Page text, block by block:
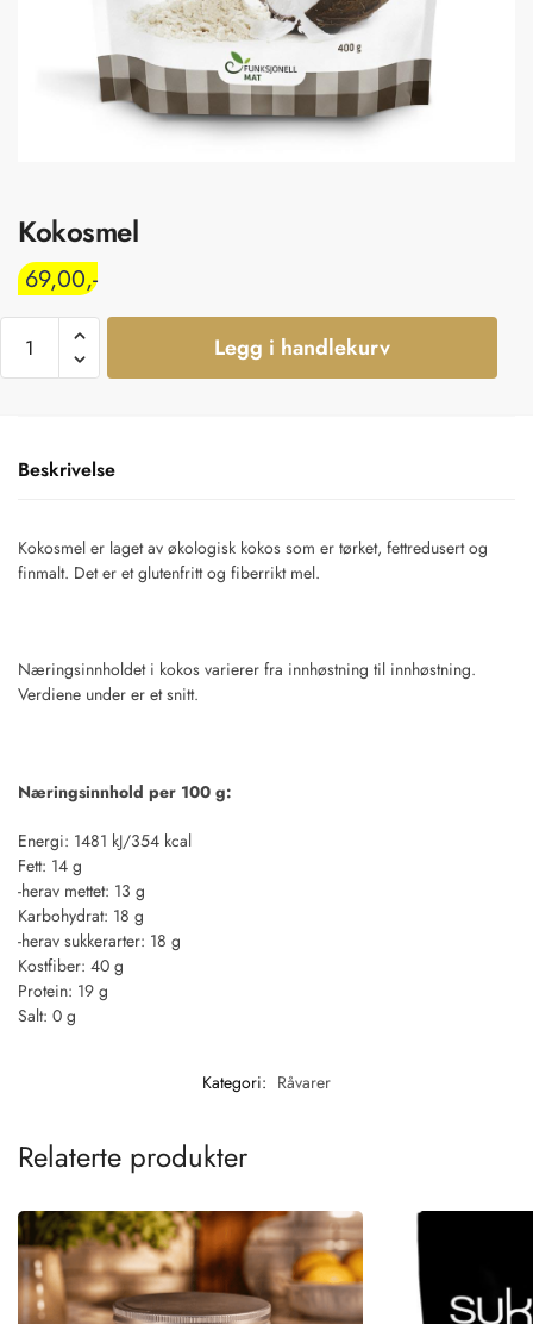
Kokosmel
69,00
Legg i handlekurv
Beskrivelse
Kokosmel er laget av økologisk kokos som er tørket, fettredusert og
finmalt. Det er et glutenfritt og fiberrikt mel.
Næringsinnholdet i kokos varierer fra innhøstning til innhøstning.
Verdiene under er et snitt.
Næringsinnhold per 100 g:
Energi: 1481 kJ/354 kcal
Fett: 14 g
-herav mettet: 13 g
Karbohydrat: 18 g
-herav sukkerarter: 18 g
Kostfiber: 40 g
Protein: 19 g
Salt: 0 g
Kategori: Råvarer
Relaterte produkter